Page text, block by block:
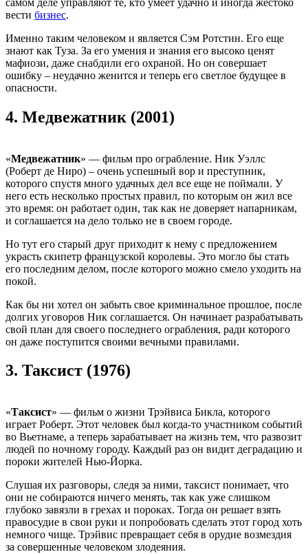
вести бизнес.
Именно таким человеком и является Сэм Ротстин. Его еще
знают как Туза. За его умения и знания его высоко ценят
мафиози, даже снабдили его охраной. Но он совершает
ошибку – неудачно женится и теперь его светлое будущее в
опасности.
4. Медвежатник (2001)
«Медвежатник» — фильм про ограбление. Ник Уэллс
(Роберт де Ниро) – очень успешный вор и преступник,
которого спустя много удачных дел все еще не поймали. У
него есть несколько простых правил, по которым он жил все
это время: он работает один, так как не доверяет напарникам,
и соглашается на дело только не в своем городе.
Но тут его старый друг приходит к нему с предложением
украсть скипетр французской королевы. Это могло бы стать
его последним делом, после которого можно смело уходить на
покой.
Как бы ни хотел он забыть свое криминальное прошлое, после
долгих уговоров Ник соглашается. Он начинает разрабатывать
свой план для своего последнего ограбления, ради которого
он даже поступится своими вечными правилами.
3. Таксист (1976)
«Таксист» — фильм о жизни Трэйвиса Бикла, которого
играет Роберт. Этот человек был когда-то участником событий
во Вьетнаме, а теперь зарабатывает на жизнь тем, что развозит
людей по ночному городу. Каждый раз он видит деградацию и
пороки жителей Нью-Йорка.
Слушая их разговоры, следя за ними, таксист понимает, что
они не собираются ничего менять, так как уже слишком
глубоко завязли в грехах и пороках. Тогда он решает взять
правосудие в свои руки и попробовать сделать этот город хоть
немного чище. Трэйвис превращает себя в орудие возмездия
за совершенные человеком злодеяния.